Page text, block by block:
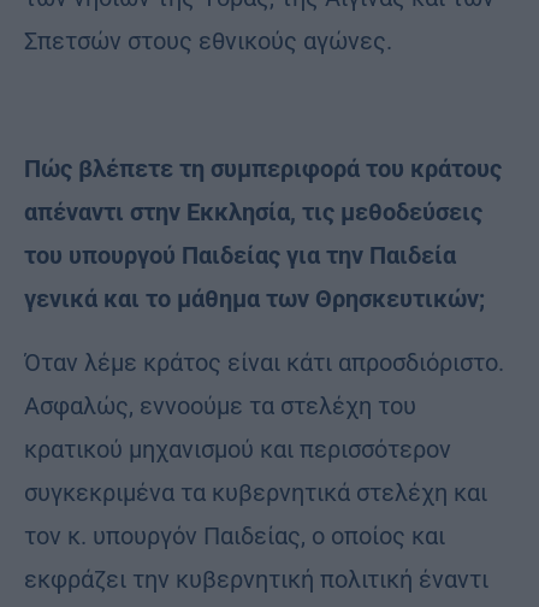
Σπετσών στους εθνικούς αγώνες.
Πώς βλέπετε τη συμπεριφορά του κράτους
απέναντι στην Εκκλησία, τις μεθοδεύσεις
του υπουργού Παιδείας για την Παιδεία
γενικά και το μάθημα των Θρησκευτικών;
Όταν λέμε κράτος είναι κάτι απροσδιόριστο.
Ασφαλώς, εννοούμε τα στελέχη του
κρατικού μηχανισμού και περισσότερον
συγκεκριμένα τα κυβερνητικά στελέχη και
τον κ. υπουργόν Παιδείας, ο οποίος και
εκφράζει την κυβερνητική πολιτική έναντι